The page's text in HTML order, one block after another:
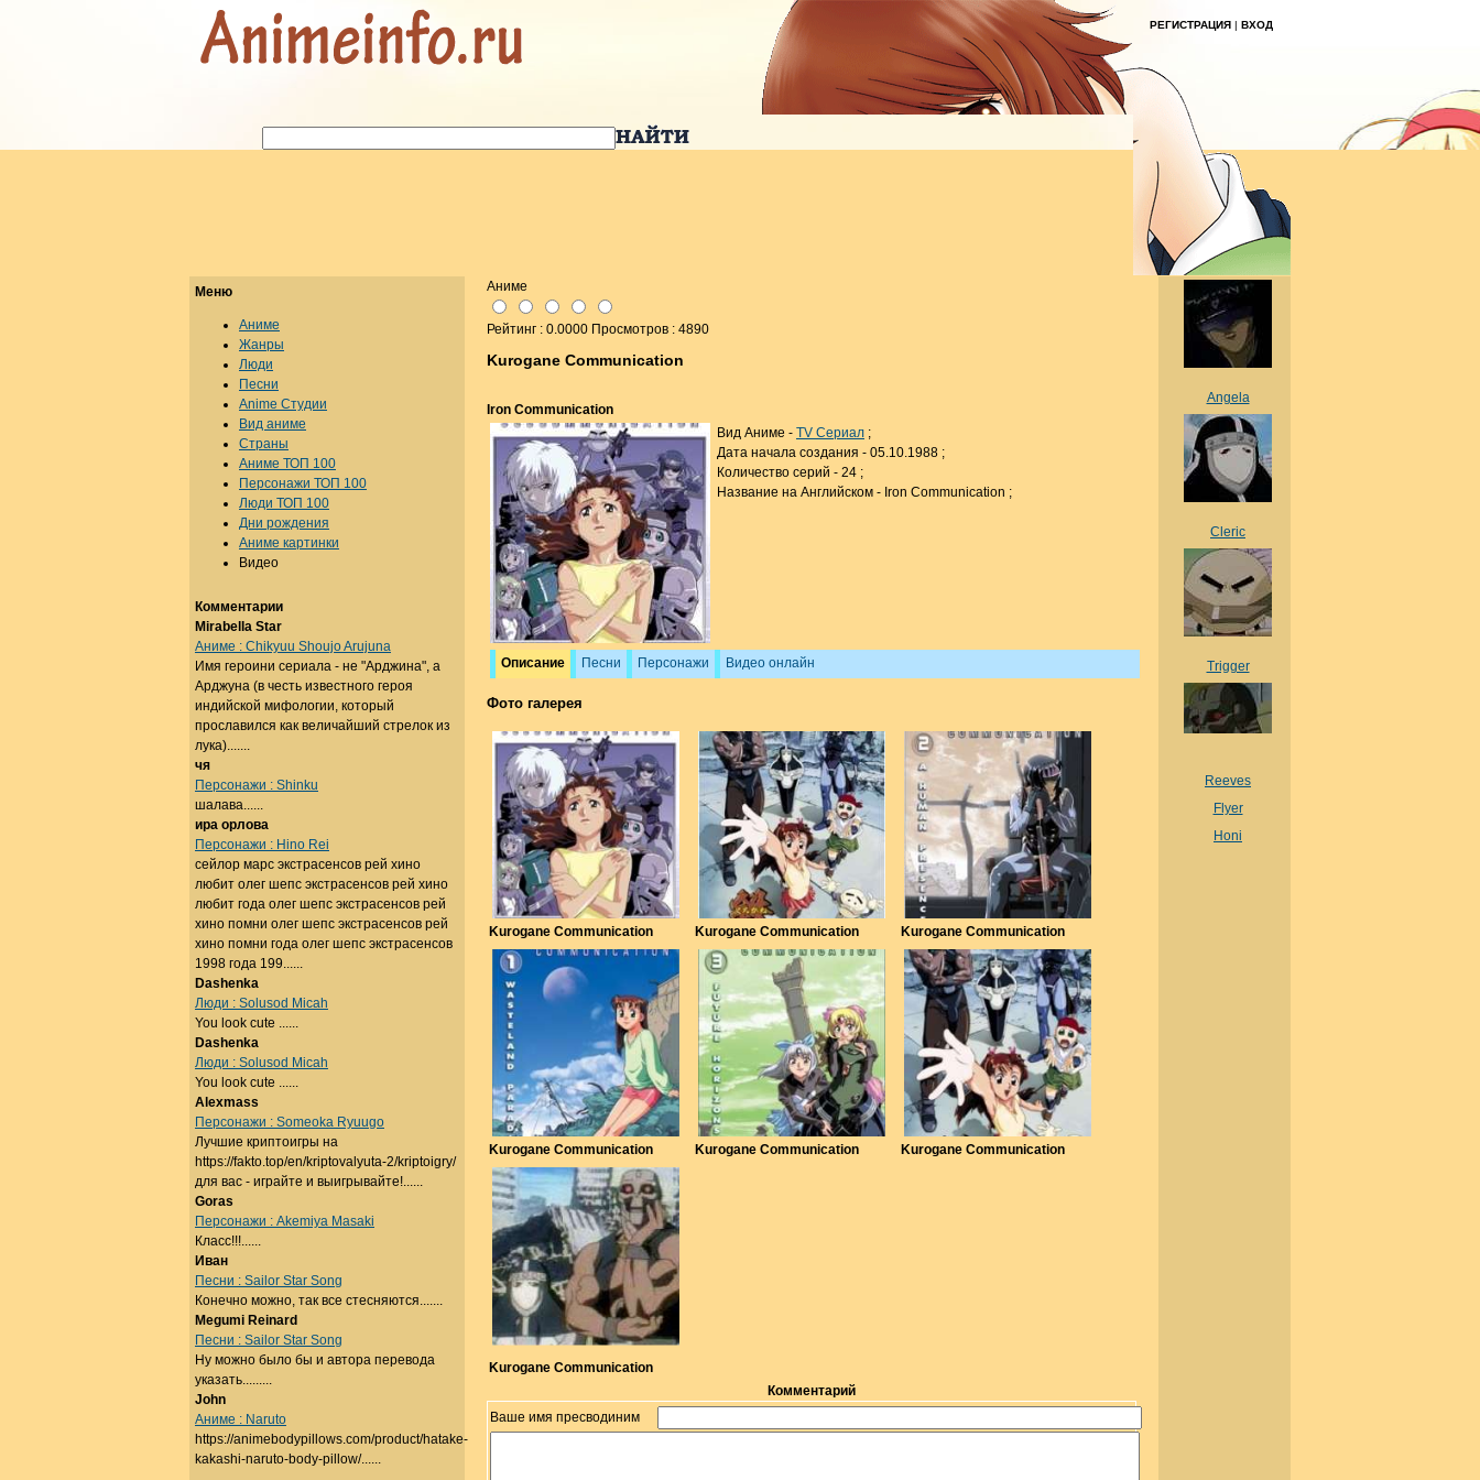
РЕГИСТРАЦИЯ | ВХОД
Аниме
Рейтинг : 0.0000 Просмотров : 4890
Kurogane Communication
Iron Communication
Вид Аниме - TV Сериал ;
Дата начала создания - 05.10.1988 ;
Количество серий - 24 ;
Название на Английском - Iron Communication ;
Описание Песни Персонажи Видео онлайн
Фото галерея
Kurogane Communication Kurogane Communication Kurogane Communication
Kurogane Communication Kurogane Communication Kurogane Communication
Kurogane Communication
Комментарий
Ваше имя пресводиним
Меню
Аниме
Жанры
Люди
Песни
Anime Студии
Вид аниме
Страны
Аниме ТОП 100
Персонажи ТОП 100
Люди ТОП 100
Дни рождения
Аниме картинки
Видео
Комментарии
Mirabella Star
Аниме : Chikyuu Shoujo Arujuna
Имя героини сериала - не "Арджина", а
Арджуна (в честь известного героя
индийской мифологии, который
прославился как величайший стрелок из
лука).......
чя
Персонажи : Shinku
шалава......
ира орлова
Персонажи : Hino Rei
сейлор марс экстрасенсов рей хино
любит олег шепс экстрасенсов рей хино
любит года олег шепс экстрасенсов рей
хино помни олег шепс экстрасенсов рей
хино помни года олег шепс экстрасенсов
1998 года 199......
Dashenka
Люди : Solusod Micah
You look cute ......
Dashenka
Люди : Solusod Micah
You look cute ......
Alexmass
Персонажи : Someoka Ryuugo
Лучшие криптоигры на
https://fakto.top/en/kriptovalyuta-2/kriptoigry/
для вас - играйте и выигрывайте!......
Goras
Персонажи : Akemiya Masaki
Класс!!!......
Иван
Песни : Sailor Star Song
Конечно можно, так все стесняются.......
Megumi Reinard
Песни : Sailor Star Song
Ну можно было бы и автора перевода
указать.........
John
Аниме : Naruto
https://animebodypillows.com/product/hatake-
kakashi-naruto-body-pillow/......
Angela
Cleric
Trigger
Reeves
Flyer
Honi